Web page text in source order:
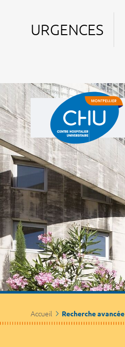
URGENCES
Accueil Recherche avancée